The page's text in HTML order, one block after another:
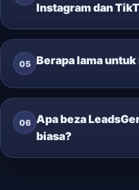
Instagram dan
05 Berapa lama untuk
06 Apa beza
biasa?